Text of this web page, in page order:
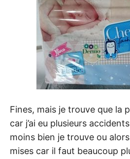
Fines, mais je trouve que la
car j’ai eu plusieurs
moins bien je trouve ou
mises car il faut beaucoup